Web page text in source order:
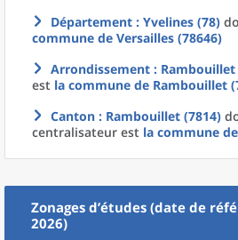
Département : Yvelines (78)
commune de Versailles (78646)
Arrondissement : Rambouillet
est la commune de Rambouillet
Canton : Rambouillet (7814)
centralisateur est la commune de
Zonages d’études (date de
2026)